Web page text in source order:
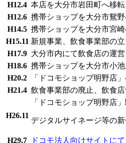
H12.4 本店を大分市岩田町へ移
H12.6 携帯ショップを大分市鴛
H14.5 携帯ショップを大分市宮
H15.11 新規事業、飲食事業部の
H17.9 大分市内にて飲食店の運
H18.6 携帯ショップを大分市小
H20.2
「ドコモショップ明野店
H21.4 飲食事業部の廃止、飲食
H26.11
「ドコモショップ明野店
デジタルサイネージ等の
H29.7
ドコモ法人向けサイトに